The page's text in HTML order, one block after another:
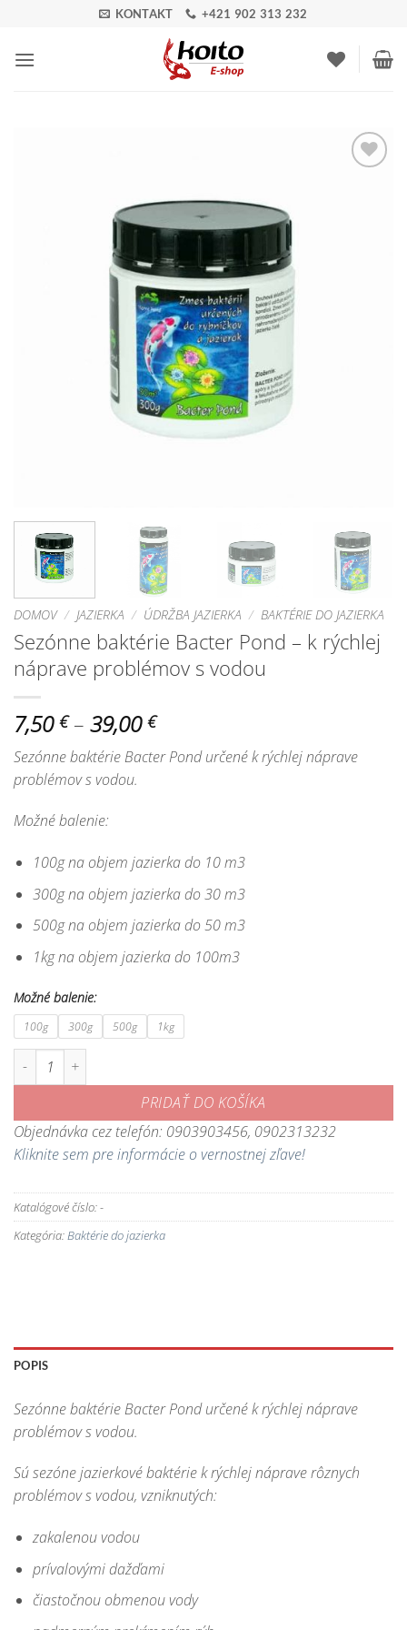
content
KONTAKT +421 902 313 232
DOMOV / JAZIERKA / ÚDRŽBA JAZIERKA / BAKTÉRIE DO JAZIERKA
Sezónne baktérie Bacter Pond – k rýchlej
náprave problémov s vodou
7,50 € – 39,00 €Price
range:
7,50 €
Sezónne baktérie Bacter Pond určené k rýchlej náprave
problémov s vodou.
Možné balenie:
100g na objem jazierka do 10 m3
300g na objem jazierka do 30 m3
500g na objem jazierka do 50 m3
1kg na objem jazierka do 100m3
Možné balenie:
100g 300g 500g 1kg
množstvo Sezónne baktérie Bacter Pond - k rýchlej náprave problémov
PRIDAŤ DO KOŠÍKA
Objednávka cez telefón: 0903903456, 0902313232
Kliknite sem pre informácie o vernostnej zľave!
Katalógové číslo:-
Kategória:Baktérie do jazierka
POPIS
Sezónne baktérie Bacter Pond určené k rýchlej náprave
problémov s vodou.
Sú sezóne jazierkové baktérie k rýchlej náprave rôznych
problémov s vodou, vzniknutých:
zakalenou vodou
prívalovými dažďami
čiastočnou obmenou vody